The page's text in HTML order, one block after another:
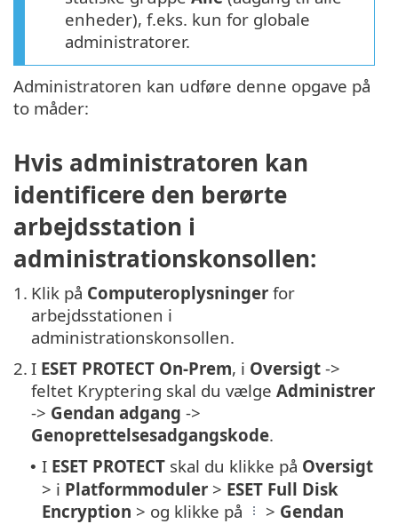
enheder), f.eks. kun for globale
administratorer.
Administratoren kan udføre denne opgave på
to måder:
Hvis administratoren kan
identificere den berørte
arbejdsstation i
administrationskonsollen:
1. Klik på Computeroplysninger for
arbejdsstationen i
administrationskonsollen.
2. I ESET PROTECT On-Prem, i Oversigt ->
feltet Kryptering skal du vælge Administrer
-> Gendan adgang ->
Genoprettelsesadgangskode.
• I ESET PROTECT skal du klikke på Oversigt
> i Platformmoduler > ESET Full Disk
Encryption > og klikke på > Gendan